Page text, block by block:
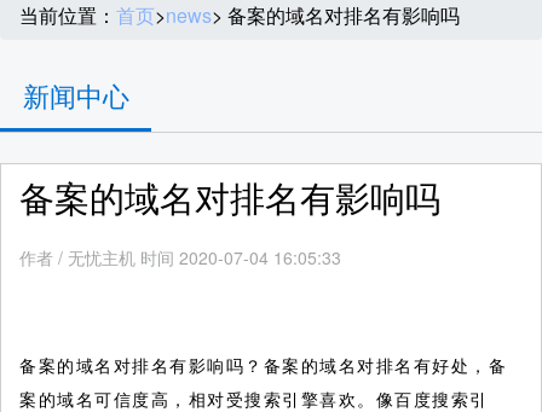
当前位置： 首页>news> 备案的域名对排名有影响吗
新闻中心
备案的域名对排名有影响吗
作者 / 无忧主机 时间 2020-07-04 16:05:33
备案的域名对排名有影响吗？备案的域名对排名有好处，备
案的域名可信度高，相对受搜索引擎喜欢。像百度搜索引